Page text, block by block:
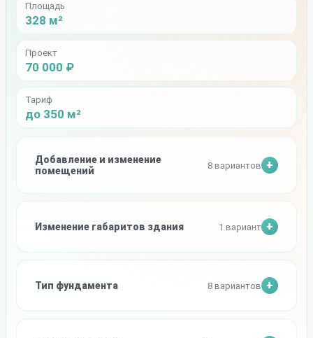
Площадь
328 м²
Проект
70 000 ₽
Тариф
до 350 м²
Добавление и изменение
помещений
8 вариантов
Изменение габаритов здания 1 вариант
Тип фундамента 8 вариантов